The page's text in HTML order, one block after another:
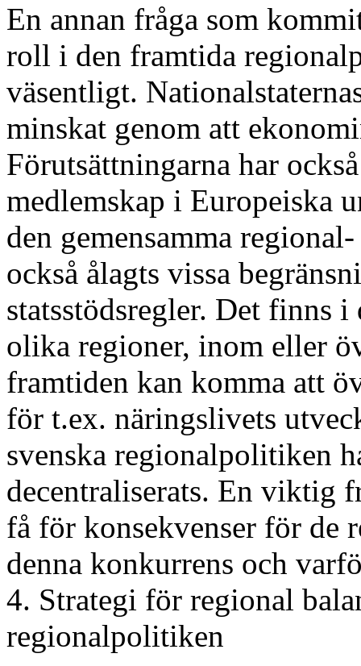
En annan fråga som
roll i den framtida
väsentligt.
minskat genom att
Förutsättningarna har
medlemskap i Europeiska
den gemensamma
också ålagts vissa
statsstödsregler. Det finns
olika regioner, inom eller
framtiden kan komma att
för t.ex. näringslivets
svenska regionalpolitiken
decentraliserats. En viktig
få för konsekvenser för de
denna konkurrens och
4. Strategi för regional
regionalpolitiken